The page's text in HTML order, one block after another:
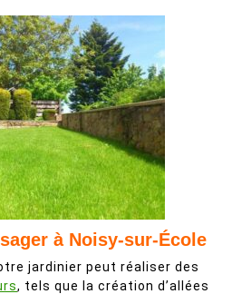
à Noisy-sur-École
jardinier peut réaliser des
, tels que la création d’allées